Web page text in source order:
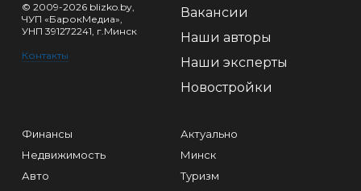
© 2009-2026 blizko.by,
ЧУП «БарокМедиа»,
УНП 391272241, г.Минск
Контакты
Вакансии
Наши авторы
Наши эксперты
Новостройки
Финансы
Недвижимость
Авто
Актуально
Минск
Туризм